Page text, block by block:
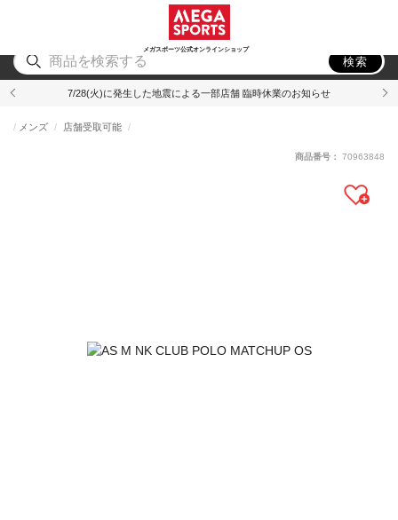
メガスポーツ公式オンラインショップ
アウトドア
検索
7/28(火)に発生した地震による一部店舗 臨時休業のお知らせ
メンズ 店舗受取可能
商品番号： 70963848